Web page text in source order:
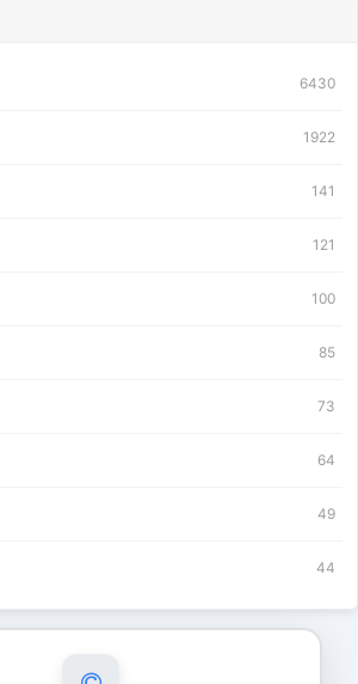
6430
1922
141
121
100
85
73
64
49
44